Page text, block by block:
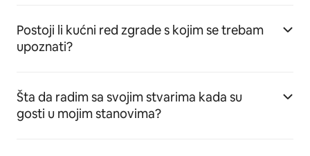
Postoji li kućni red zgrade s kojim se trebam
upoznati?
Šta da radim sa svojim stvarima kada su
gosti u mojim stanovima?